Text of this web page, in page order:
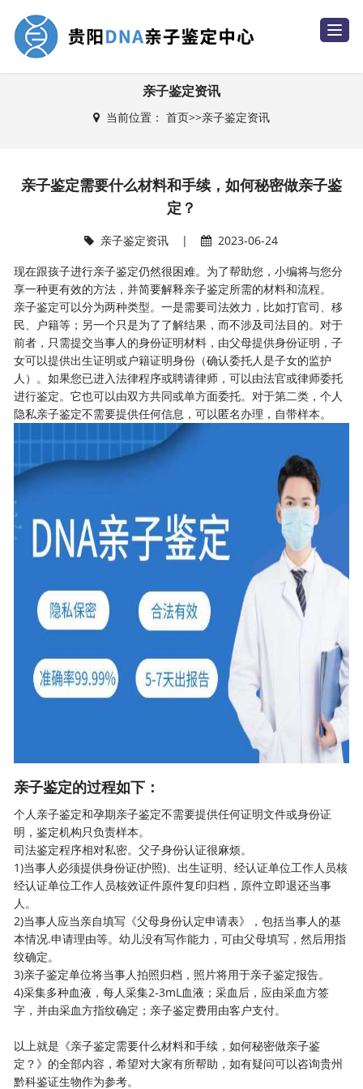
T
o
i
o
亲子鉴定资讯
当前位置： 首页>>亲子鉴定资讯
亲子鉴定需要什么材料和手续，如何秘密做亲子鉴
定？
亲子鉴定资讯 |
2023-06-24
现在跟孩子进行亲子鉴定仍然很困难。为了帮助您，小编将与您分
享一种更有效的方法，并简要解释亲子鉴定所需的材料和流程。
亲子鉴定可以分为两种类型。一是需要司法效力，比如打官司、移
民、户籍等；另一个只是为了了解结果，而不涉及司法目的。对于
前者，只需提交当事人的身份证明材料，由父母提供身份证明，子
女可以提供出生证明或户籍证明身份（确认委托人是子女的监护
人）。如果您已进入法律程序或聘请律师，可以由法官或律师委托
进行鉴定。它也可以由双方共同或单方面委托。对于第二类，个人
隐私亲子鉴定不需要提供任何信息，可以匿名办理，自带样本。
亲子鉴定的过程如下：
个人亲子鉴定和孕期亲子鉴定不需要提供任何证明文件或身份证
明，鉴定机构只负责样本。
司法鉴定程序相对私密。父子身份认证很麻烦。
1)当事人必须提供身份证(护照)、出生证明、经认证单位工作人员核
经认证单位工作人员核效证件原件复印归档，原件立即退还当事
人。
2)当事人应当亲自填写《父母身份认定申请表》，包括当事人的基
本情况.申请理由等。幼儿没有写作能力，可由父母填写，然后用指
纹确定。
3)亲子鉴定单位将当事人拍照归档，照片将用于亲子鉴定报告。
4)采集多种血液，每人采集2-3mL血液；采血后，应由采血方签
字，并由采血方指纹确定；亲子鉴定费用由客户支付。
以上就是《亲子鉴定需要什么材料和手续，如何秘密做亲子鉴
定？》的全部内容，希望对大家有所帮助，如有疑问可以咨询贵州
黔科鉴证生物作为参考。